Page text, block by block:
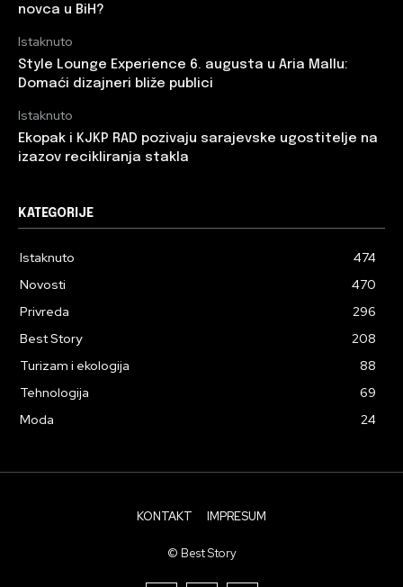
novca u BiH?
Istaknuto
Style Lounge Experience 6. augusta u Aria Mallu:
Domaći dizajneri bliže publici
Istaknuto
Ekopak i KJKP RAD pozivaju sarajevske ugostitelje na
izazov recikliranja stakla
KATEGORIJE
Istaknuto
474
Novosti
470
Privreda
296
Best Story
208
Turizam i ekologija
88
Tehnologija
69
Moda
24
KONTAKT IMPRESUM
© Best Story